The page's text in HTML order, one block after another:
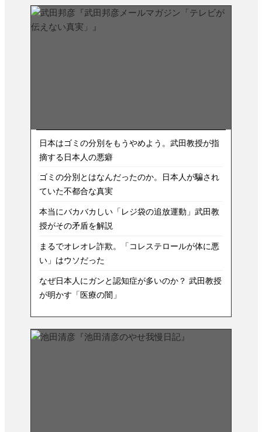
日本はゴミの分別をもうやめよう。武田教授が指
摘する日本人の悪癖
ゴミの分別とはなんだったのか。日本人が騙され
ていた不都合な真実
本当にバカバカしい「レジ袋の追放運動」武田教
授がその矛盾を解説
まるでオレオレ詐欺。「コレステロールが体に悪
い」はウソだった
なぜ日本人にガンと認知症が多いのか？ 武田教授
が明かす「医療の闇」